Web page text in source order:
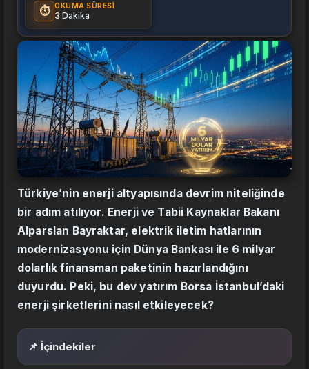
⏱️ OKUMA SÜRESI
3 Dakika
Türkiye’nin enerji altyapısında devrim niteliğinde
bir adım atılıyor. Enerji ve Tabii Kaynaklar Bakanı
Alparslan Bayraktar, elektrik iletim hatlarının
modernizasyonu için Dünya Bankası ile 6 milyar
dolarlık finansman paketinin hazırlandığını
duyurdu. Peki, bu dev yatırım Borsa İstanbul’daki
enerji şirketlerini nasıl etkileyecek?
📌 İçindekiler